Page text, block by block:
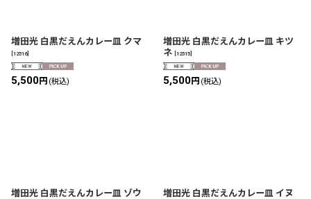
増田光 白黒だえんカレー皿 クマ
12516]
5,500円 (税込)
増田光 白黒だえんカレー皿 キツ
ネ
12515
5,500円 (税込)
増田光 白黒だえんカレー皿 ゾウ 増田光 白黒だえんカレー皿 イヌ